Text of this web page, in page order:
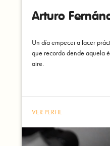
Arturo
Un día empecei a facer
que recordo dende aquela
aire.
VER PERFIL